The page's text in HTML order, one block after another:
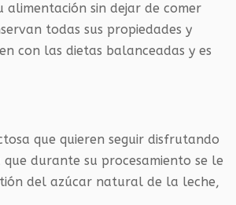
alimentación sin dejar de comer
todas sus propiedades y
con las dietas balanceadas y es
que quieren seguir disfrutando
durante su procesamiento se le
del azúcar natural de la leche,